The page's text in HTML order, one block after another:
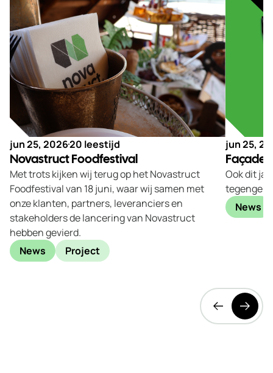
jun 25, 202620 leestijd
Novastruct Foodfestival
Met trots kijken wij terug op het Novastruct
Foodfestival van 18 juni, waar wij samen met
onze klanten, partners, leveranciers en
stakeholders de lancering van Novastruct
hebben gevierd.
News
Project
jun 25,
Ook dit
News